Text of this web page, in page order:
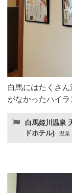
白馬にはたくさ
がなかったハイラ
白馬姫川温泉
ドホテル)
温泉